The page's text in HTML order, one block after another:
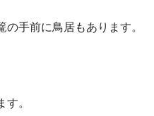
手前に鳥居もあります。
す。